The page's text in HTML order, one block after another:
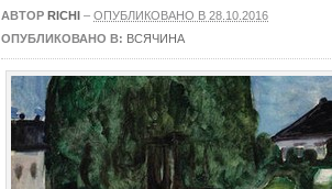
АВТОР RICHI – ОПУБЛИКОВАНО В 28.10.2016
ОПУБЛИКОВАНО В: ВСЯЧИНА